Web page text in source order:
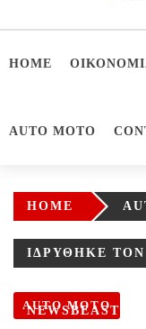
HOME
AUTO MOTO
HOME
ΙΔΡΎΘΗΚΕ
NEWSBEAST
AUTO MOTO